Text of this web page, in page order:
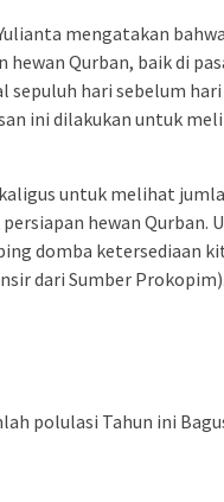
mengatakan
Qurban, baik di
hari sebelum
ini dilakukan untuk
untuk melihat
hewan Qurban.
domba ketersediaan
dari Sumber Prokopim).
polulasi Tahun ini